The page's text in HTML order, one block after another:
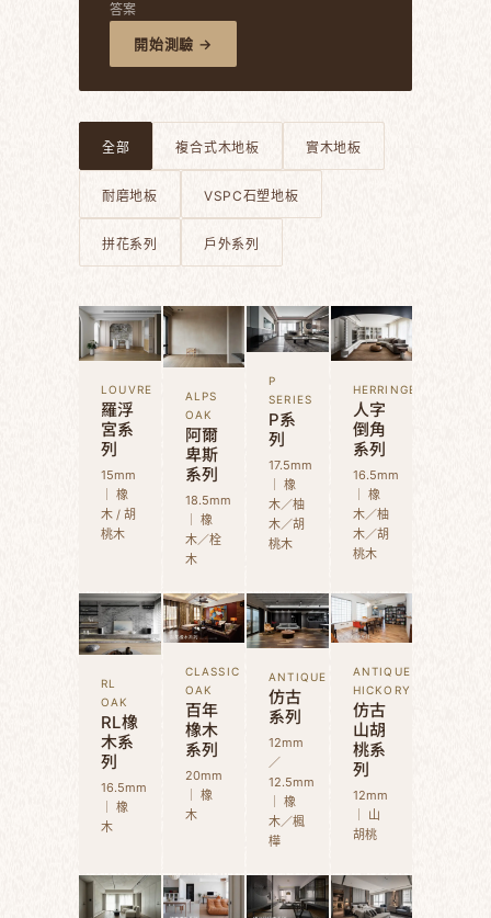
答案
開始測驗 →
全部 複合式木地板 實木地板
耐磨地板 VSPC石塑地板
拼花系列 戶外系列
LOUVRE
羅浮
宮系
列
15mm
｜ 橡
木 / 胡
桃木
ALPS
OAK
阿爾
卑斯
系列
18.5mm
｜ 橡
木／栓
木
P
SERIES
P系
列
17.5mm
｜ 橡
木／柚
木／胡
桃木
HERRINGBONE
人字
倒角
系列
16.5mm
｜ 橡
木／柚
木／胡
桃木
RL
OAK
RL橡
木系
列
16.5mm
｜ 橡
木
CLASSIC
OAK
百年
橡木
系列
20mm
｜ 橡
木
ANTIQUE
仿古
系列
12mm
／
12.5mm
｜ 橡
木／楓
樺
ANTIQUE
HICKORY
仿古
山胡
桃系
列
12mm
｜ 山
胡桃